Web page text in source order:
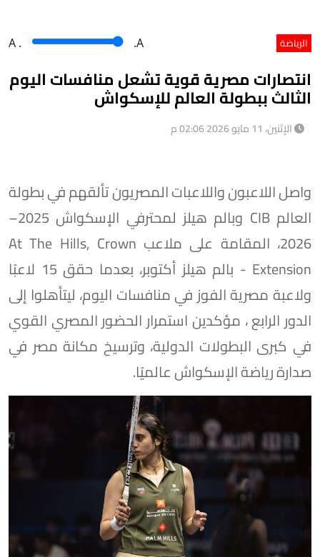
الرياضة A . .A
انتصارات مصرية قوية تشعل منافسات اليوم
الثالث ببطولة العالم للإسكواش
الإثنين، 11 مايو 2026 02:06 م
واصل اللاعبون واللاعبات المصريون تألقهم في بطولة
العالم CIB وبالم هيلز لمحترفي الإسكواش 2025–
2026، المقامة على ملاعب At The Hills, Crown
Extension - بالم هيلز أكتوبر، بعدما حقق 15 لاعبًا
ولاعبة مصرية الفوز في منافسات اليوم، ليتأهلوا إلى
الدور الرابع ، مؤكدين استمرار الحضور المصري القوي
في كبرى البطولات الدولية، وترسيخ مكانة مصر في
صدارة رياضة الإسكواش عالميًا.